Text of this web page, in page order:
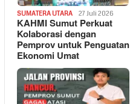
SUMATERA UTARA 27 Juli 2026
KAHMI Sumut Perkuat
Kolaborasi dengan
Pemprov untuk Penguatan
Ekonomi Umat